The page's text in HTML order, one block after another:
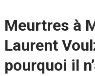
Meurtres à
Laurent
pourquoi il